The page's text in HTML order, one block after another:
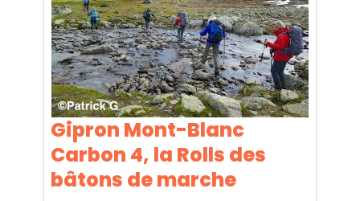
Gipron Mont-Blanc
Carbon 4, la Rolls des
bâtons de marche